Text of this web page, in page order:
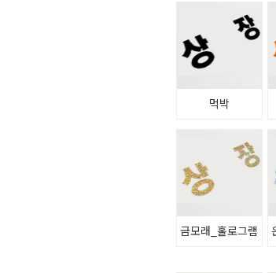
먹박
금모래_홀로그램